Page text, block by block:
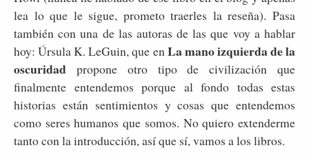
lea lo que le sigue, prometo traerles la reseña). Pasa
también con una de las autoras de las que voy a hablar
hoy: Úrsula K. LeGuin, que enLa mano izquierda de la
oscuridad propone otro tipo de civilización que
finalmente entendemos porque al fondo todas estas
historias están sentimientos y cosas que entendemos
como seres humanos que somos. No quiero extenderme
tanto con la introducción, así que sí, vamos a los libros.